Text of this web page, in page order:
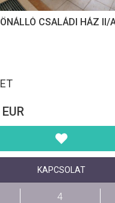
CSALÁDI HÁZ II/A. KERÜLET,
KAPCSOLAT
4